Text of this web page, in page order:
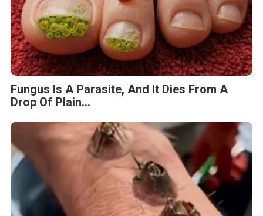
Fungus Is A Parasite, And It Dies From A
Drop Of Plain...